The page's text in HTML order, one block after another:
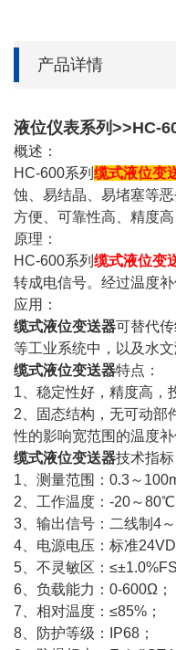
产品详情
液位仪表系列>>HC-
概述：
HC-600系列 缆式液位变
蚀、易结晶、易堵塞等
方便、可靠性高、精度高
原理：
HC-600系列 缆式液位变
转成电信号。经过温度
应用：
缆式液位变送器可替代
等工业系统中，以及水
缆式液位变送器特点：
1、稳定性好，精度高，
2、固态结构，无可动部
性的影响宽范围的温度
缆式液位变送器技术指标
1、测量范围：0.3～
2、工作温度：-20～80℃
3、输出信号：二线制4
4、电源电压：标准
5、不灵敏区：≤±1.0%FS
6、负载能力：0-600Ω；
7、相对温度：≤85%；
8、防护等级：IP68；